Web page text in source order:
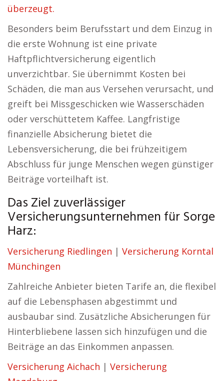
überzeugt.
Besonders beim Berufsstart und dem Einzug in
die erste Wohnung ist eine private
Haftpflichtversicherung eigentlich
unverzichtbar. Sie übernimmt Kosten bei
Schäden, die man aus Versehen verursacht, und
greift bei Missgeschicken wie Wasserschäden
oder verschüttetem Kaffee. Langfristige
finanzielle Absicherung bietet die
Lebensversicherung, die bei frühzeitigem
Abschluss für junge Menschen wegen günstiger
Beiträge vorteilhaft ist.
Das Ziel zuverlässiger
Versicherungsunternehmen für Sorge
Harz:
Versicherung Riedlingen | Versicherung Korntal
Münchingen
Zahlreiche Anbieter bieten Tarife an, die flexibel
auf die Lebensphasen abgestimmt und
ausbaubar sind. Zusätzliche Absicherungen für
Hinterbliebene lassen sich hinzufügen und die
Beiträge an das Einkommen anpassen.
Versicherung Aichach | Versicherung